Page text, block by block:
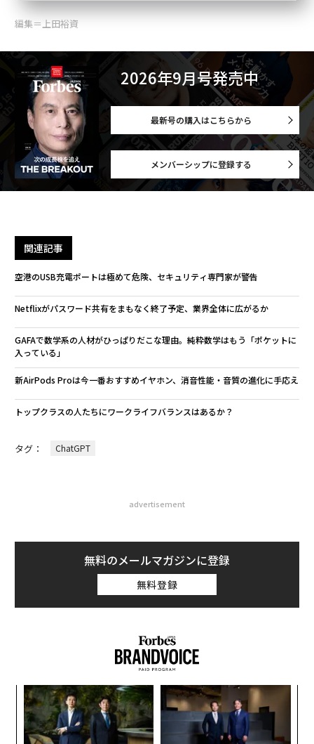
編集＝上田裕資
2026年9月号発売中
最新号の購入はこちらから
メンバーシップに登録する
関連記事
空港のUSB充電ポートは極めて危険、セキュリティ専門家が警告
Netflixがパスワード共有をまもなく終了予定、業界全体に広がるか
GAFAで数学系の人材がひっぱりだこな理由。純粋数学はもう「ポケットに
入っている」
新AirPods Proは今一番おすすめイヤホン、消音性能・音質の進化に手応え
トップクラスの人たちにワークライフバランスはあるか？
タグ： ChatGPT
advertisement
無料のメールマガジンに登録
無料登録